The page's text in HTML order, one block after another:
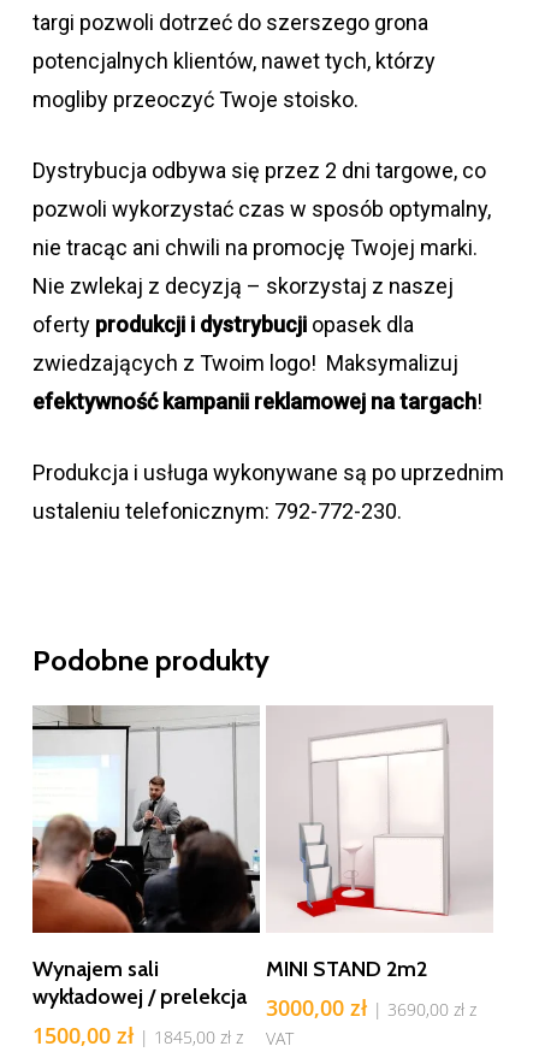
targi pozwoli dotrzeć do szerszego grona
potencjalnych klientów, nawet tych, którzy
mogliby przeoczyć Twoje stoisko.
Dystrybucja odbywa się przez 2 dni targowe, co
pozwoli wykorzystać czas w sposób optymalny,
nie tracąc ani chwili na promocję Twojej marki.
Nie zwlekaj z decyzją – skorzystaj z naszej
oferty produkcji i dystrybucjiopasek dla
zwiedzających z Twoim logo! Maksymalizuj
efektywność kampanii reklamowej na targach!
Produkcja i usługa wykonywane są po uprzednim
ustaleniu telefonicznym: 792-772-230.
Podobne produkty
Dodaj Do Koszyka
Wynajem sali
wykładowej / prelekcja
1500,00 zł | 1845,00 złz
Dodaj Do Koszyka
MINI STAND 2m2
3000,00zł | 3690,00zł z
VAT